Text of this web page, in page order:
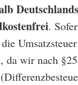
Deutschlands
.
da wir nach